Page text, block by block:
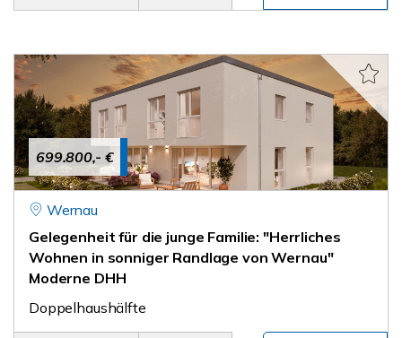
699.800,- €
Wernau
Gelegenheit für die junge Familie: "Herrliches
Wohnen in sonniger Randlage von Wernau"
Moderne DHH
Doppelhaushälfte